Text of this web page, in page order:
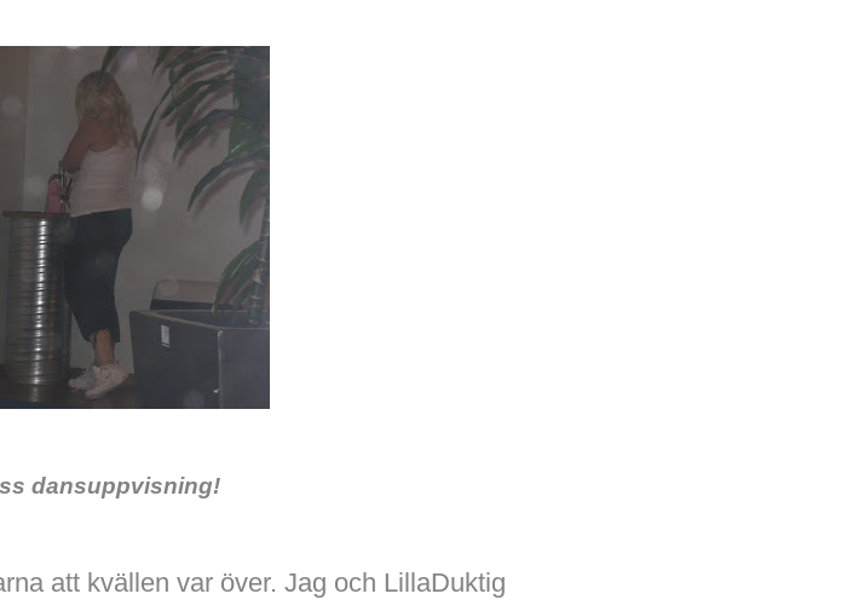
dansuppvisning!
att kvällen var över. Jag och LillaDuktig